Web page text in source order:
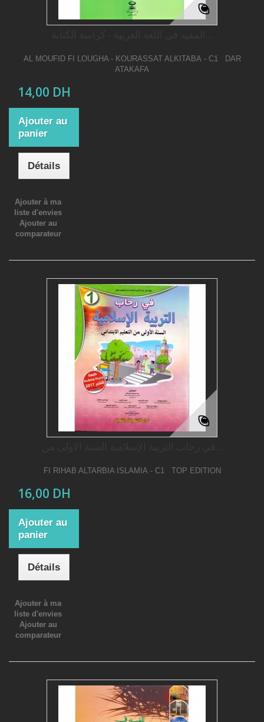
AL MOUFID FI LOUGHA - KOURASSAT ALKITABA - C1 DAR
ATAKAFA
14,00 DH
Ajouter au
panier
Détails
Ajouter à ma
liste d'envies
Ajouter au
comparateur
FI RIHAB ALTARBIA ISLAMIA - C1 TOP EDITION
16,00 DH
Ajouter au
panier
Détails
Ajouter à ma
liste d'envies
Ajouter au
comparateur